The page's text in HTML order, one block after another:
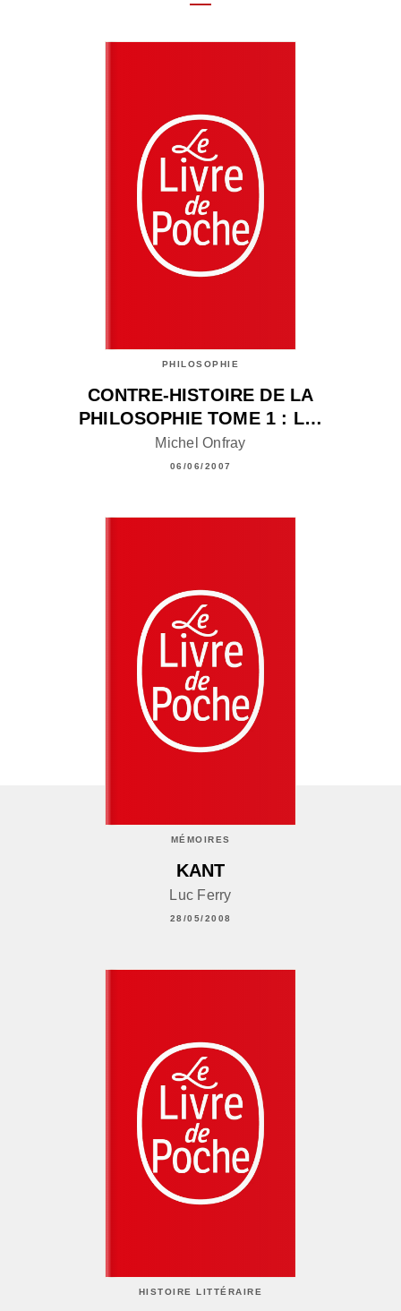
PHILOSOPHIE
CONTRE-HISTOIRE DE LA
PHILOSOPHIE TOME 1 : L…
Michel Onfray
06/06/2007
MÉMOIRES
KANT
Luc Ferry
28/05/2008
HISTOIRE LITTÉRAIRE